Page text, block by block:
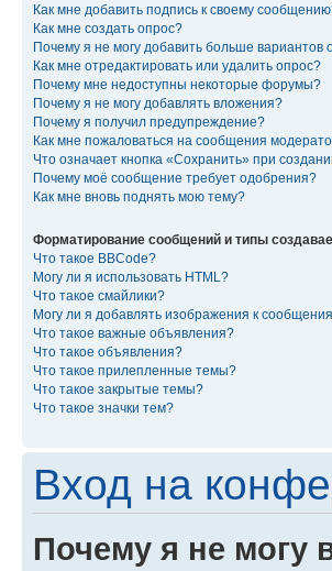
Как мне добавить подпись к своему
Как мне создать опрос?
Почему я не могу добавить больше вариантов
Как мне отредактировать или удалить опрос?
Почему мне недоступны некоторые форумы?
Почему я не могу добавлять вложения?
Почему я получил предупреждение?
Как мне пожаловаться на сообщения
Что означает кнопка «Сохранить» при
Почему моё сообщение требует одобрения?
Как мне вновь поднять мою тему?
Форматирование сообщений и типы
Что такое BBCode?
Могу ли я использовать HTML?
Что такое смайлики?
Могу ли я добавлять изображения к
Что такое важные объявления?
Что такое объявления?
Что такое прилепленные темы?
Что такое закрытые темы?
Что такое значки тем?
Вход на
Почему я не могу